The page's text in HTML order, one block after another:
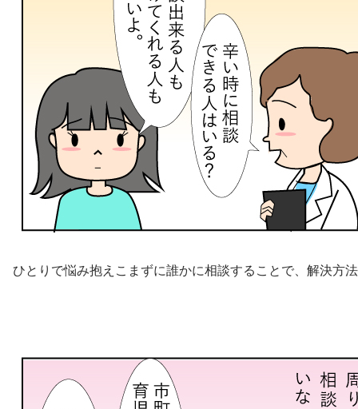
ひとりで悩み抱えこまずに誰かに相談することで、解決方